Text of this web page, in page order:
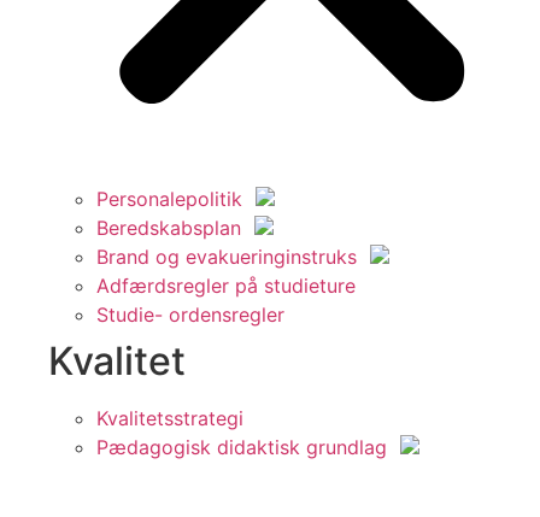
Personalepolitik
Beredskabsplan
Brand og evakueringinstruks
Adfærdsregler på studieture
Studie- ordensregler
Kvalitet
Kvalitetsstrategi
Pædagogisk didaktisk grundlag